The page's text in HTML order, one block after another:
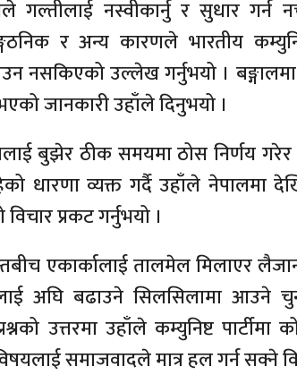
गल्तीलाई नस्वीकार्नु र सुधार गर्न
र अन्य कारणले भारतीय
नसकिएको उल्लेख गर्नुभयो ।
जानकारी उहाँले दिनुभयो ।
बुझेर ठीक समयमा ठोस निर्णय
धारणा व्यक्त गर्दै उहाँले नेपालमा
प्रकट गर्नुभयो ।
एकार्कालाई तालमेल मिलाएर
अघि बढाउने सिलसिलामा आउने
उत्तरमा उहाँले कम्युनिष्ट
समाजवादले मात्र हल गर्न सक्ने